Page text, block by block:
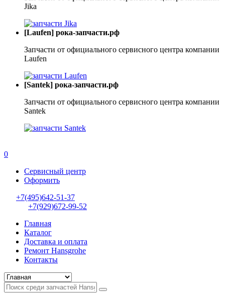
Jika
[Laufen] рока-запчасти.рф
Запчасти от официального сервисного центра компании
Laufen
[Santek] рока-запчасти.рф
Запчасти от официального сервисного центра компании
Santek
0
Сервисный центр
Оформить
+7(495)642-51-37
+7(929)672-99-52
Главная
Каталог
Доставка и оплата
Ремонт Hansgrohe
Контакты